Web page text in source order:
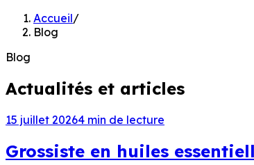
Accueil/
Blog
Blog
Actualités et articles
15 juillet 20264 min de lecture
Grossiste en huiles